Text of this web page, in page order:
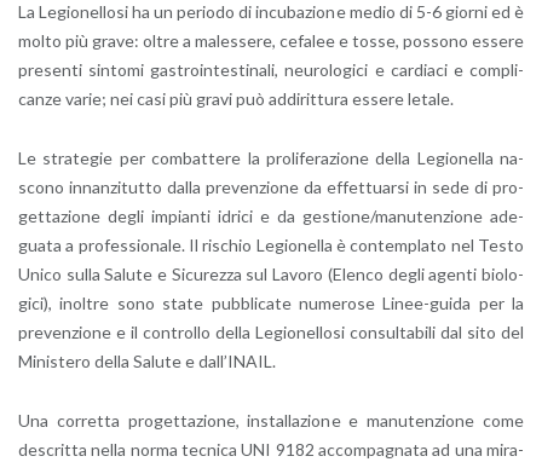
La Le­gio­nel­lo­si ha un pe­rio­do di in­cu­ba­zio­ne medio di 5-6 gior­ni ed è
molto più grave: oltre a ma­les­se­re, ce­fa­lee e tosse, pos­so­no es­se­re
pre­sen­ti sin­to­mi ga­stroin­te­sti­na­li, neu­ro­lo­gi­ci e car­dia­ci e com­pli­
can­ze varie; nei casi più gravi può ad­di­rit­tu­ra es­se­re le­ta­le.
Le stra­te­gie per com­bat­te­re la pro­li­fe­ra­zio­ne della Le­gio­nel­la na­
sco­no in­nan­zi­tut­to dalla pre­ven­zio­ne da ef­fet­tuar­si in sede di pro­
get­ta­zio­ne degli im­pian­ti idri­ci e da ge­stio­ne/ma­nu­ten­zio­ne ade­
gua­ta a pro­fes­sio­na­le. Il ri­schio Le­gio­nel­la è con­tem­pla­to nel Testo
Unico sulla Sa­lu­te e Si­cu­rez­za sul La­vo­ro (Elen­co degli agen­ti bio­lo­
g­i­ci), inol­tre sono state pub­bli­ca­te nu­me­ro­se Li­nee-gui­da per la
pre­ven­zio­ne e il con­trol­lo della Le­gio­nel­lo­si con­sul­ta­bi­li dal sito del
Mi­ni­ste­ro della Sa­lu­te e dal­l’I­NAIL.
Una cor­ret­ta pro­get­ta­zio­ne, in­stal­la­zio­ne e ma­nu­ten­zio­ne come
de­scrit­ta nella norma tec­ni­ca UNI 9182 ac­com­pa­gna­ta ad una mi­ra­